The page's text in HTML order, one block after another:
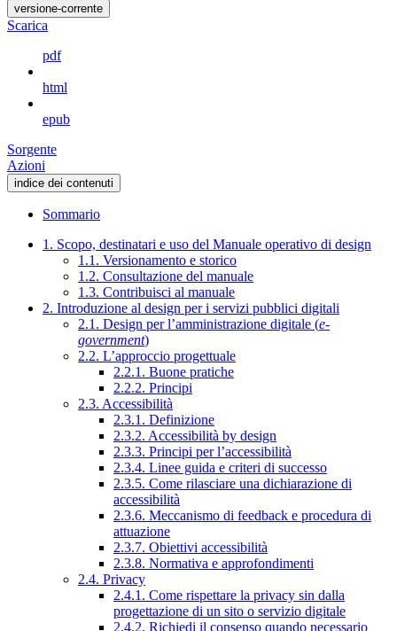
versione-corrente
Scarica
pdf
html
epub
Sorgente
Azioni
indice dei contenuti
Sommario
1. Scopo, destinatari e uso del Manuale operativo di design
1.1. Versionamento e storico
1.2. Consultazione del manuale
1.3. Contribuisci al manuale
2. Introduzione al design per i servizi pubblici digitali
2.1. Design per l’amministrazione digitale (e-
government)
2.2. L’approccio progettuale
2.2.1. Buone pratiche
2.2.2. Principi
2.3. Accessibilità
2.3.1. Definizione
2.3.2. Accessibilità by design
2.3.3. Principi per l’accessibilità
2.3.4. Linee guida e criteri di successo
2.3.5. Come rilasciare una dichiarazione di
accessibilità
2.3.6. Meccanismo di feedback e procedura di
attuazione
2.3.7. Obiettivi accessibilità
2.3.8. Normativa e approfondimenti
2.4. Privacy
2.4.1. Come rispettare la privacy sin dalla
progettazione di un sito o servizio digitale
2.4.2. Richiedi il consenso quando necessario